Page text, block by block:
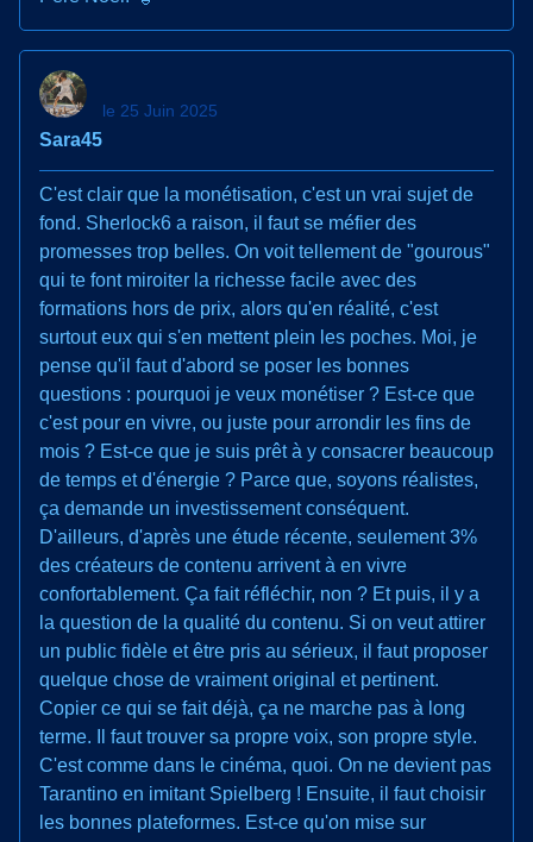
Sara45
le 25 Juin 2025
C'est clair que la monétisation, c'est un vrai sujet de
fond. Sherlock6 a raison, il faut se méfier des
promesses trop belles. On voit tellement de "gourous"
qui te font miroiter la richesse facile avec des
formations hors de prix, alors qu'en réalité, c'est
surtout eux qui s'en mettent plein les poches. Moi, je
pense qu'il faut d'abord se poser les bonnes
questions : pourquoi je veux monétiser ? Est-ce que
c'est pour en vivre, ou juste pour arrondir les fins de
mois ? Est-ce que je suis prêt à y consacrer beaucoup
de temps et d'énergie ? Parce que, soyons réalistes,
ça demande un investissement conséquent.
D'ailleurs, d'après une étude récente, seulement 3%
des créateurs de contenu arrivent à en vivre
confortablement. Ça fait réfléchir, non ? Et puis, il y a
la question de la qualité du contenu. Si on veut attirer
un public fidèle et être pris au sérieux, il faut proposer
quelque chose de vraiment original et pertinent.
Copier ce qui se fait déjà, ça ne marche pas à long
terme. Il faut trouver sa propre voix, son propre style.
C'est comme dans le cinéma, quoi. On ne devient pas
Tarantino en imitant Spielberg ! Ensuite, il faut choisir
les bonnes plateformes. Est-ce qu'on mise sur